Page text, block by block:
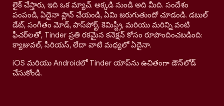
లైక్ చేస్తారు, ఇది ఒక మ్యాచ్. అక్కడి నుండి అది మీది. సందేశం
పంపండి, ఏదైనా ప్లాన్ చేయండి, ఏమి జరుగుతుందో చూడండి. డబుల్
డేట్, సంగీతం మోడ్, పాస్‌పోర్ట్, కెమిస్ట్రీ, మరియు మరిన్ని వంటి
ఫీచర్‌లతో, Tinder ప్రతి రకమైన కనెక్షన్ కోసం రూపొందించబడింది:
క్యాజువల్, సీరియస్, లేదా వాటి మధ్యలో ఏదైనా.
iOS మరియు Androidలో Tinder యాప్‌ను ఉచితంగా డౌన్‌లోడ్
చేసుకోండి.